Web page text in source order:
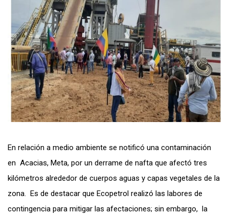
En relación a medio ambiente se notificó una contaminación
en Acacias, Meta, por un derrame de nafta que afectó tres
kilómetros alrededor de cuerpos aguas y capas vegetales de la
zona. Es de destacar que Ecopetrol realizó las labores de
contingencia para mitigar las afectaciones; sin embargo, la